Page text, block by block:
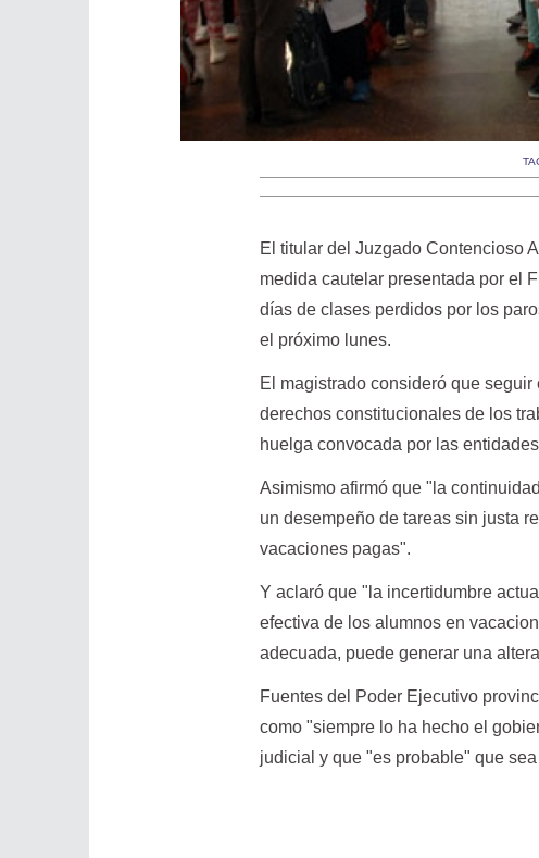
El titular del Juzgado Contencioso
medida cautelar presentada por el
días de clases perdidos por los
el próximo lunes.
El magistrado consideró que
derechos constitucionales de los
huelga convocada por las
Asimismo afirmó que "la
un desempeño de tareas sin justa
vacaciones pagas".
Y aclaró que "la incertidumbre
efectiva de los alumnos en
adecuada, puede generar una
Fuentes del Poder Ejecutivo
como "siempre lo ha hecho el
judicial y que "es probable" que